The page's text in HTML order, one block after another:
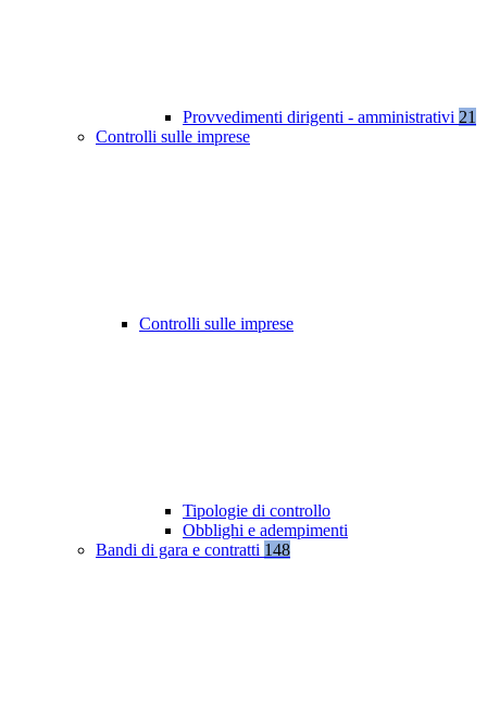
Provvedimenti dirigenti - amministrativi 21
Controlli sulle imprese
Controlli sulle imprese
Tipologie di controllo
Obblighi e adempimenti
Bandi di gara e contratti 148